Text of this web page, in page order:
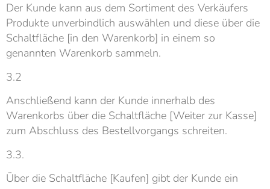
Der Kunde kann aus dem Sortiment des Verkäufers
Produkte unverbindlich auswählen und diese über die
Schaltfläche [in den Warenkorb] in einem so
genannten Warenkorb sammeln.
3.2
Anschließend kann der Kunde innerhalb des
Warenkorbs über die Schaltfläche [Weiter zur Kasse]
zum Abschluss des Bestellvorgangs schreiten.
3.3.
Über die Schaltfläche [Kaufen] gibt der Kunde ein